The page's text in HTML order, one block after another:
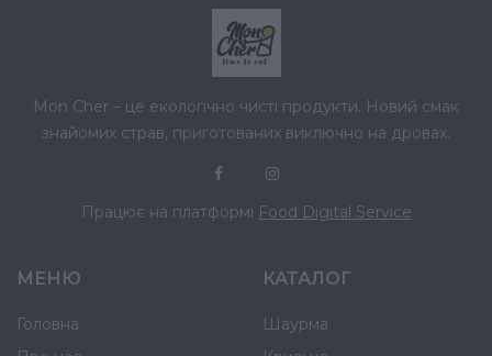
Mon Cher – це екологічно чисті продукти. Новий смак
знайомих страв, приготованих виключно на дровах.
Працює на платформі Food Digital Service
МЕНЮ
Головна
КАТАЛОГ
Шаурма